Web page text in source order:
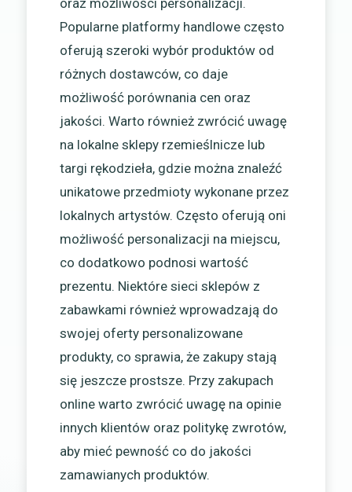
Popularne platformy handlowe często
oferują szeroki wybór produktów od
różnych dostawców, co daje
możliwość porównania cen oraz
jakości. Warto również zwrócić uwagę
na lokalne sklepy rzemieślnicze lub
targi rękodzieła, gdzie można znaleźć
unikatowe przedmioty wykonane przez
lokalnych artystów. Często oferują oni
możliwość personalizacji na miejscu,
co dodatkowo podnosi wartość
prezentu. Niektóre sieci sklepów z
zabawkami również wprowadzają do
swojej oferty personalizowane
produkty, co sprawia, że zakupy stają
się jeszcze prostsze. Przy zakupach
online warto zwrócić uwagę na opinie
innych klientów oraz politykę zwrotów,
aby mieć pewność co do jakości
zamawianych produktów.